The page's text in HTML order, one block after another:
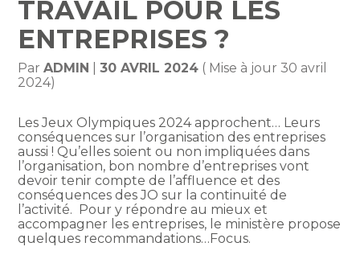
TRAVAIL POUR LES
ENTREPRISES ?
ParADMIN |30 AVRIL 2024 ( Mise à jour 30 avril
2024)
Les Jeux Olympiques 2024 approchent… Leurs
conséquences sur l’organisation des entreprises
aussi ! Qu’elles soient ou non impliquées dans
l’organisation, bon nombre d’entreprises vont
devoir tenir compte de l’affluence et des
conséquences des JO sur la continuité de
l’activité. Pour y répondre au mieux et
accompagner les entreprises, le ministère propose
quelques recommandations…Focus.